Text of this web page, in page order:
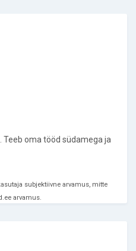
oma tööd südamega ja
subjektiivne arvamus, mitte
arvamus.